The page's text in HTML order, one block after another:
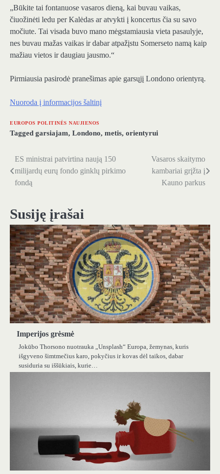
„Būkite tai fontanuose vasaros dieną, kai buvau vaikas,
čiuožinėti ledu per Kalėdas ar atvykti į koncertus čia su savo
močiute. Tai visada buvo mano mėgstamiausia vieta pasaulyje,
nes buvau mažas vaikas ir dabar atpažįstu Somerseto namą kaip
mažiau vietos ir daugiau jausmo.“
Pirmiausia pasirodė pranešimas apie garsųjį Londono orientyrą.
Nuoroda į informacijos šaltinį
EUROPOS POLITINĖS NAUJIENOS
Tagged garsiajam, Londono, metis, orientyrui
Navigacija
tarp
ES ministrai patvirtina naują 150
milijardų eurų fondo ginklų pirkimo
fondą
Vasaros skaitymo
kambariai grįžta į
Kauno parkus
Susiję įrašai
Imperijos grėsmė
Jokūbo Thorsono nuotrauka „Unsplash“ Europa, žemynas, kuris
išgyveno šimtmečius karo, pokyčius ir kovas dėl taikos, dabar
susiduria su iššūkiais, kurie…